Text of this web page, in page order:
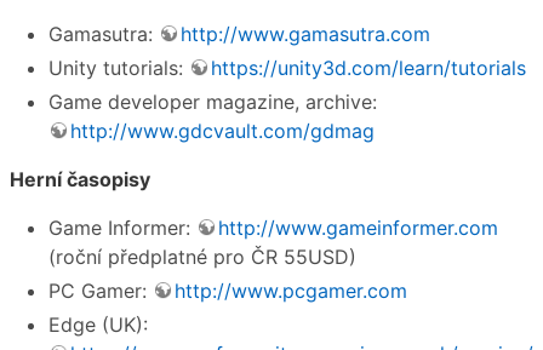
Gamasutra:
http://www.gamasutra.com
Unity tutorials:
https://unity3d.com/learn/tutorials
Game developer magazine, archive:
http://www.gdcvault.com/gdmag
Herní časopisy
Game Informer:
http://www.gameinformer.com
(roční předplatné pro ČR 55USD)
PC Gamer:
http://www.pcgamer.com
Edge (UK):